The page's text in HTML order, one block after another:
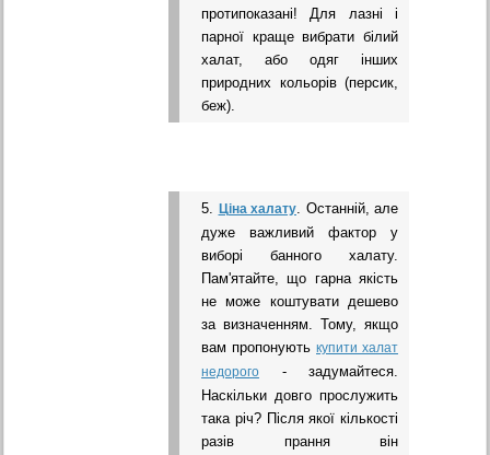
протипоказані! Для лазні і
парної краще вибрати білий
халат, або одяг інших
природних кольорів (персик,
беж).
5. Ціна халату. Останній, але
дуже важливий фактор у
виборі банного халату.
Пам'ятайте, що гарна якість
не може коштувати дешево
за визначенням. Тому, якщо
вам пропонують купити халат
недорого - задумайтеся.
Наскільки довго прослужить
така річ? Після якої кількості
разів прання він